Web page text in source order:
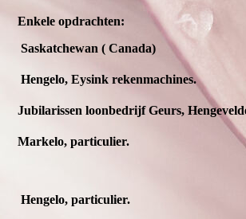
Enkele opdrachten:
Saskatchewan ( Canada)
Hengelo, Eysink rekenmachines.
Jubilarissen loonbedrijf Geurs,
Markelo, particulier.
Hengelo, particulier.